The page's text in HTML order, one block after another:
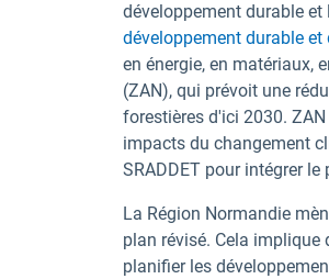
développement durable et
développement durable et
en énergie, en matériaux,
(ZAN), qui prévoit une
forestières d'ici 2030.
impacts du changement
SRADDET pour intégrer le
La Région Normandie
plan révisé. Cela implique
planifier les